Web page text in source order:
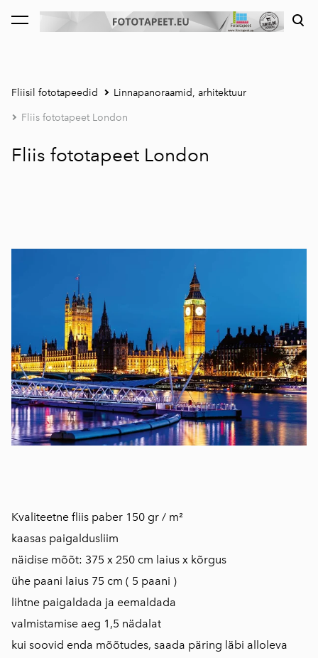
lisati ostukorvi. Vaata ostukorvi
Fliisil fototapeedid Linnapanoraamid, arhitektuur
Fliis fototapeet London
Fliis fototapeet London
Kvaliteetne fliis paber 150 gr / m²
kaasas paigaldusliim
näidise mõõt: 375 x 250 cm laius x kõrgus
ühe paani laius 75 cm ( 5 paani )
lihtne paigaldada ja eemaldada
valmistamise aeg 1,5 nädalat
kui soovid enda mõõtudes, saada päring läbi alloleva